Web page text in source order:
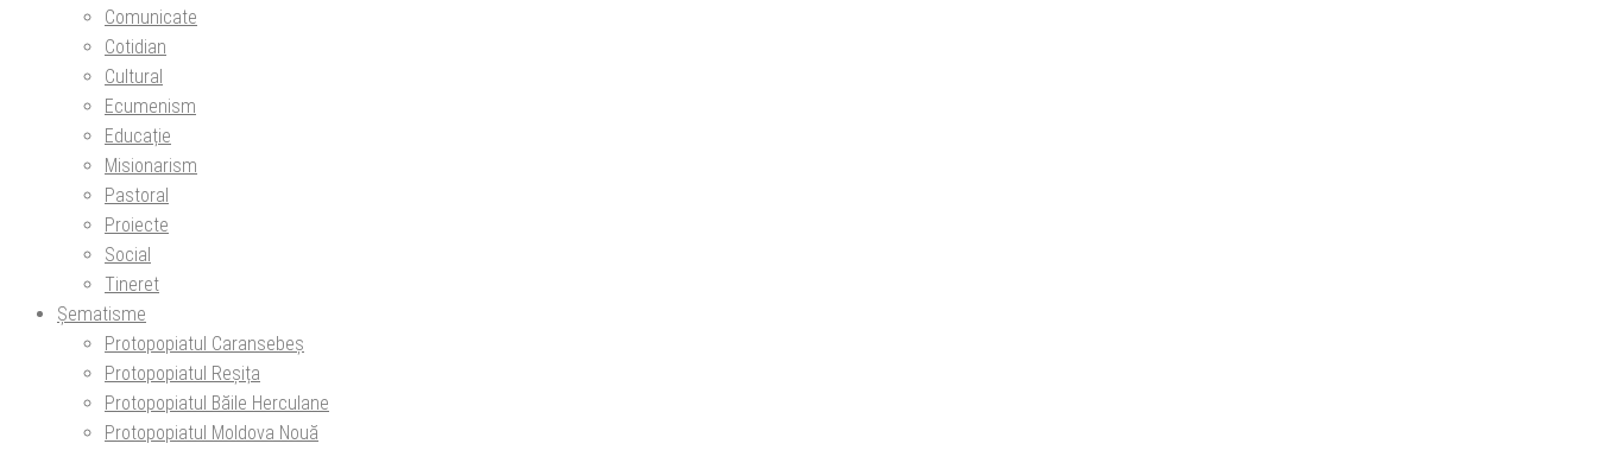
Comunicate
Cotidian
Cultural
Ecumenism
Educație
Misionarism
Pastoral
Proiecte
Social
Tineret
Șematisme
Protopopiatul Caransebeș
Protopopiatul Reșița
Protopopiatul Băile Herculane
Protopopiatul Moldova Nouă